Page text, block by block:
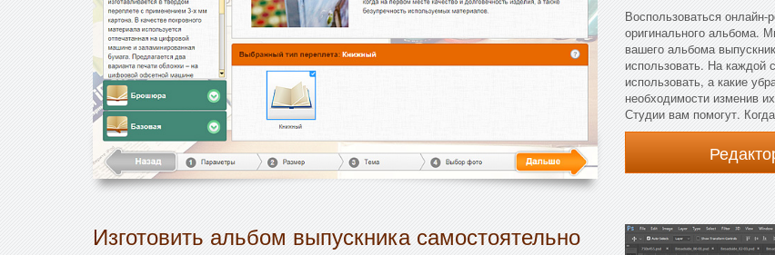
Воспользоваться
оригинального альбома.
вашего альбома
использовать. На каждой
использовать, а какие
необходимости изменив
Студии вам помогут.
Изготовить альбом выпускника самостоятельно